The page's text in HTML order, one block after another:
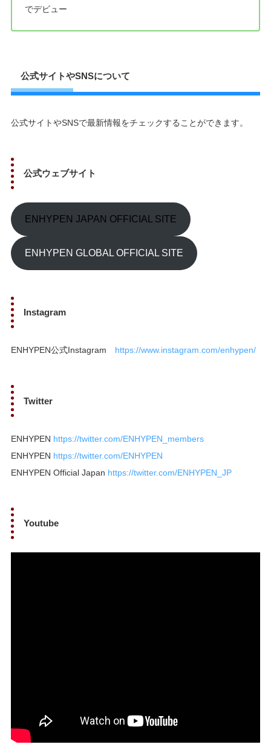
でデビュー
公式サイトやSNSについて
公式サイトやSNSで最新情報をチェックすることができます。
公式ウェブサイト
ENHYPEN JAPAN OFFICIAL SITE
ENHYPEN GLOBAL OFFICIAL SITE
Instagram
ENHYPEN公式Instagram https://www.instagram.com/enhypen/
Twitter
ENHYPEN https://twitter.com/ENHYPEN_members
ENHYPEN https://twitter.com/ENHYPEN
ENHYPEN Official Japan https://twitter.com/ENHYPEN_JP
Youtube